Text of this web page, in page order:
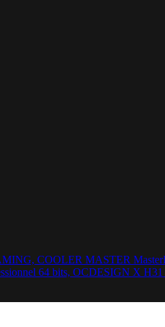
COOLER MASTER
64 bits, OCDESIGN X H31